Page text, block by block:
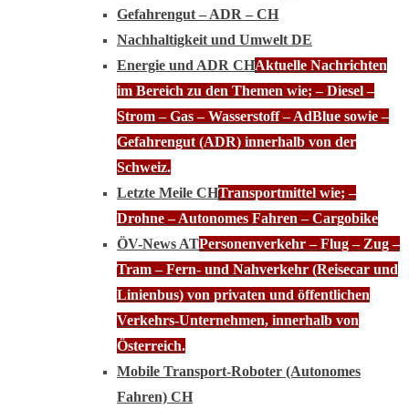
Gefahrengut – ADR – CH
Nachhaltigkeit und Umwelt DE
Energie und ADR CHAktuelle Nachrichten
im Bereich zu den Themen wie; – Diesel –
Strom – Gas – Wasserstoff – AdBlue sowie –
Gefahrengut (ADR) innerhalb von der
Schweiz.
Letzte Meile CHTransportmittel wie; –
Drohne – Autonomes Fahren – Cargobike
ÖV-News ATPersonenverkehr – Flug – Zug –
Tram – Fern- und Nahverkehr (Reisecar und
Linienbus) von privaten und öffentlichen
Verkehrs-Unternehmen, innerhalb von
Österreich.
Mobile Transport-Roboter (Autonomes
Fahren) CH